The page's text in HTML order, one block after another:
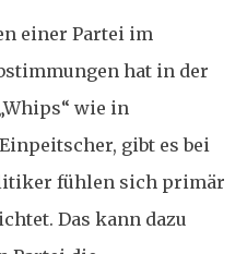
einer Partei im
hat in der
wie in
gibt es bei
fühlen sich primär
Das kann dazu